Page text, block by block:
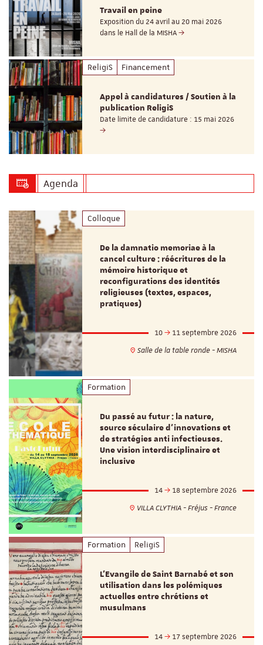
Travail en peine
Exposition du 24 avril au 20 mai 2026
dans le Hall de la MISHA
ReligiS Financement
Appel à candidatures / Soutien à la
publication ReligiS
Date limite de candidature : 15 mai 2026
Agenda
Colloque
De la damnatio memoriae à la
cancel culture : réécritures de la
mémoire historique et
reconfigurations des identités
religieuses (textes, espaces,
pratiques)
10
11 septembre 2026
Salle de la table ronde - MISHA
Formation
Du passé au futur : la nature,
source séculaire d’innovations et
de stratégies anti infectieuses.
Une vision interdisciplinaire et
inclusive
14
18 septembre 2026
VILLA CLYTHIA - Fréjus - France
Formation ReligiS
L’Evangile de Saint Barnabé et son
utilisation dans les polémiques
actuelles entre chrétiens et
musulmans
14 17 septembre 2026